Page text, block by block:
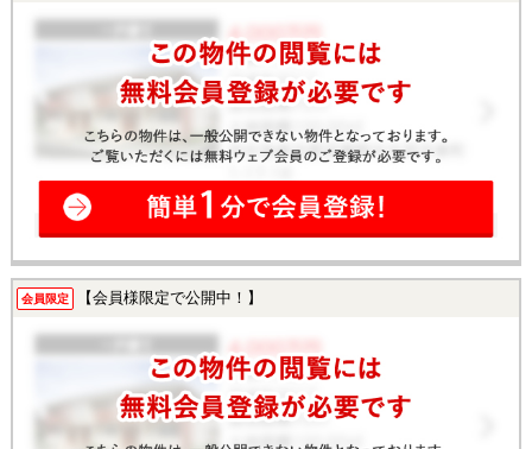
会員限定 【会員様限定で公開中！】